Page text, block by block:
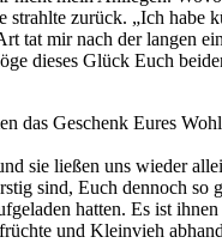
zurück. „Ich
mir nach der langen
dieses Glück Euch
das Geschenk Eures
sie ließen uns wieder
sind, Euch dennoch
hatten. Es ist
und Kleinvieh